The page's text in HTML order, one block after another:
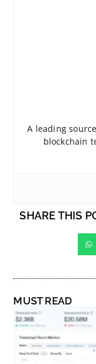
A leading
blockchain
SHARE THIS
MUST READ